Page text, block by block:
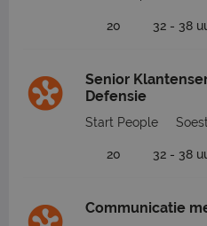
20 32 - 38
Senior
Defensie
Start People
20 32 - 38
Communicatie